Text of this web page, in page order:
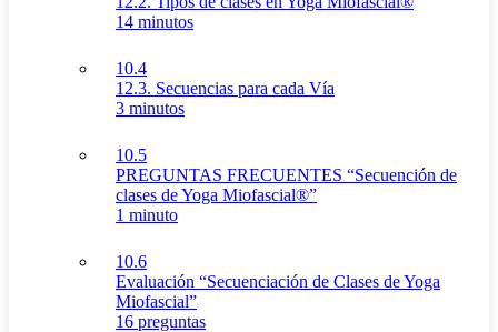
14 minutos
10.4
12.3. Secuencias para cada Vía
3 minutos
10.5
PREGUNTAS FRECUENTES “Secuención de
clases de Yoga Miofascial®”
1 minuto
10.6
Evaluación “Secuenciación de Clases de Yoga
Miofascial”
16 preguntas